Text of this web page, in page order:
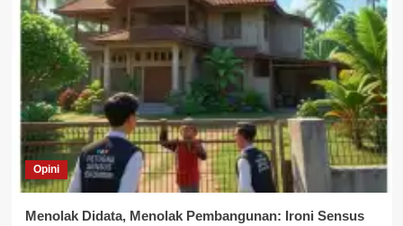
Opini
Menolak Didata, Menolak Pembangunan: Ironi Sensus